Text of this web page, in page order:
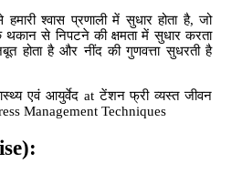
हमारी श्वास प्रणाली में सुधार होता है, जो
थकान से निपटने की क्षमता में सुधार करता
होता है और नींद की गुणवत्ता सुधरती है
एवं आयुर्वेद at टेंशन फ्री व्यस्त जीवन
Management Techniques